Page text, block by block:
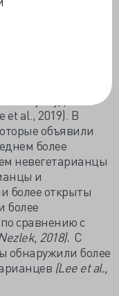
до сих
что
связи с
у студентов
et al., 2019). В
объявили
более
невегетарианцы
и
более открыты
более
сравнению с
2018). С
обнаружили более
(Lee et al.,